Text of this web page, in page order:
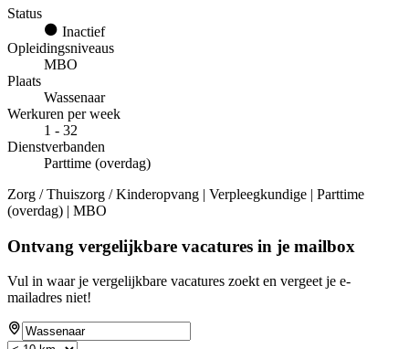
Status
Inactief
Opleidingsniveaus
MBO
Plaats
Wassenaar
Werkuren per week
1 - 32
Dienstverbanden
Parttime (overdag)
Zorg / Thuiszorg / Kinderopvang | Verpleegkundige | Parttime
(overdag) | MBO
Ontvang vergelijkbare vacatures in je mailbox
Vul in waar je vergelijkbare vacatures zoekt en vergeet je e-
mailadres niet!